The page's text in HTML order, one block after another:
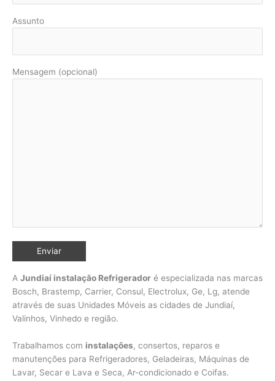
Assunto
Mensagem (opcional)
A Jundiaí instalação Refrigerador é especializada nas marcas
Bosch, Brastemp, Carrier, Consul, Electrolux, Ge, Lg, atende
através de suas Unidades Móveis as cidades de Jundiaí,
Valinhos, Vinhedo e região.
Trabalhamos com instalações, consertos, reparos e
manutenções para Refrigeradores, Geladeiras, Máquinas de
Lavar, Secar e Lava e Seca, Ar-condicionado e Coifas.